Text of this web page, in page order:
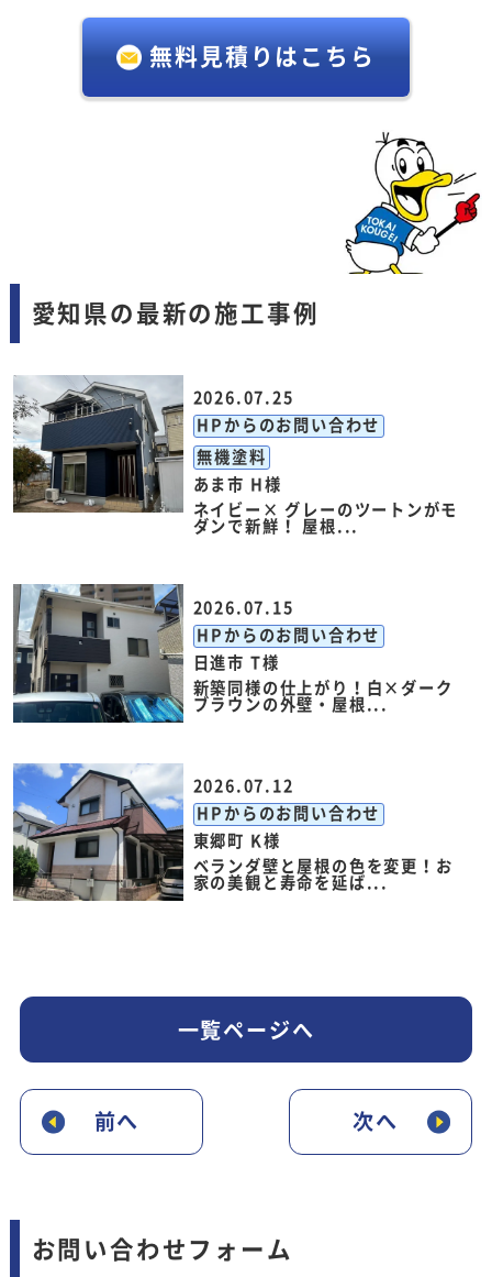
無料見積りはこちら
愛知県の最新の施工事例
2026.07.25
HPからのお問い合わせ
無機塗料
あま市 H様
ネイビー× グレーのツートンがモ
ダンで新鮮！ 屋根...
2026.07.15
HPからのお問い合わせ
日進市 T様
新築同様の仕上がり！白×ダーク
ブラウンの外壁・屋根...
2026.07.12
HPからのお問い合わせ
東郷町 K様
ベランダ壁と屋根の色を変更！お
家の美観と寿命を延ば...
前へ
一覧ページへ
次へ
お問い合わせフォーム